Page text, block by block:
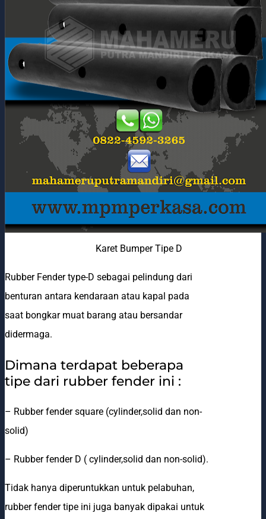
Karet Bumper Tipe D
Rubber Fender type-D sebagai pelindung dari
benturan antara kendaraan atau kapal pada
saat bongkar muat barang atau bersandar
didermaga.
Dimana terdapat beberapa
tipe dari rubber fender ini :
– Rubber fender square (cylinder,solid dan non-
solid)
– Rubber fender D ( cylinder,solid dan non-solid).
Tidak hanya diperuntukkan untuk pelabuhan,
rubber fender tipe ini juga banyak dipakai untuk